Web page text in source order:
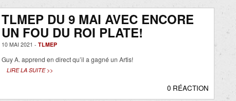
TLMEP DU 9 MAI AVEC ENCORE
UN FOU DU ROI PLATE!
10 MAI 2021 - TLMEP
Guy A. apprend en direct qu’il a gagné un Artis!
LIRE LA SUITE >>
0 RÉACTION